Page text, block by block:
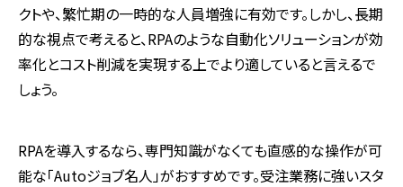
クトや、繁忙期の一時的な人員増強に有効です。しかし、長期
的な視点で考えると、RPAのような自動化ソリューションが効
率化とコスト削減を実現する上でより適していると言えるで
しょう。
RPAを導入するなら、専門知識がなくても直感的な操作が可
能な「Autoジョブ名人」がおすすめです。受注業務に強いスタ